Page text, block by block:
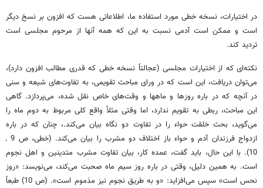
در اختیارات، نسخه خطی مورد استفاده ما، اطلاعاتی هست که افزون بر نسخ دیگر
است و ممکن است آدمی نسبت به این که همه آنها از مرحوم مجلسی است
تردید کند.
نکته‌ای که از اختیارات مجلسی (عجالتاً نسخه خطی که قدری مطالب افزون دارد)،
می‌توان دریافت، این است که در ورای مباحث تقویمی، به تفاوت‌های شیعه و سنی
در آنچه که در باره روزها و ماهها و وقت‌های خاص نقل شده، می‌پردازد. گاهی
این مباحث، ربطی به تقویم ندارد، اما وقتی مثلاً واقع کلی مربوط به دوم ماه را
می‌گوید، بحث خلقت حواء را در تفاوت دو نگاه بیان می‌کند.، چنان که در باره
ازدواج فرزندان آدم و حواء باز اختلاف دو مشرب را بیان می‌کند. (خطی، ص 9 ـ
10). با این حال، باید گفت، عمده کار، بیان تفاوت مشرب متدینین و اهل نجوم
است. به همین دلیل، وقتی در باره روز سیم ماه صحبت می‌کند، می‌نویسد: «روز
نحس است» سپس می‌افزاید: «و به طریق نجوم نیز مذموم است». (ص 10) طبعاً